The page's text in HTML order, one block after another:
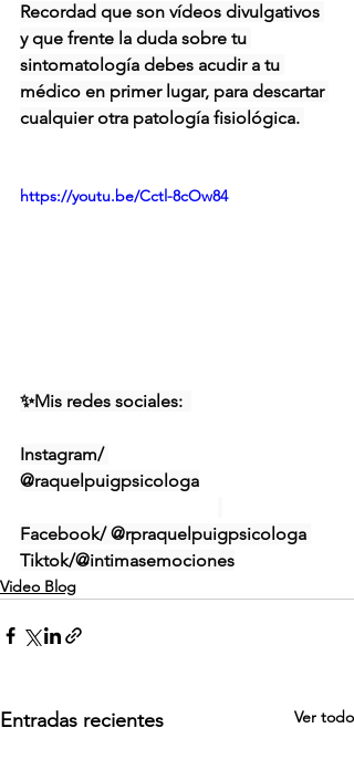
Recordad que son vídeos divulgativos
y que frente la duda sobre tu
sintomatología debes acudir a tu
médico en primer lugar, para descartar
cualquier otra patología fisiológica.
https://youtu.be/Cctl-8cOw84
✨Mis redes sociales:
Instagram/
@raquelpuigpsicologa
Facebook/ @rpraquelpuigpsicologa
Tiktok/@intimasemociones
Video Blog
Entradas recientes Ver todo